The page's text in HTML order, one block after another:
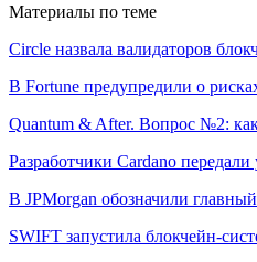
Материалы по теме
Circle назвала валидаторов
В Fortune предупредили о
Quantum & After. Вопрос №2:
Разработчики Cardano
В JPMorgan обозначили
SWIFT запустила блокчейн-